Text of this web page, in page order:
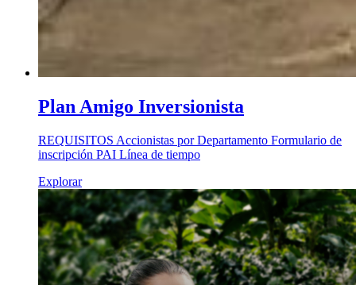
Plan Amigo Inversionista
REQUISITOS Accionistas por Departamento Formulario de
inscripción PAI Línea de tiempo
Explorar